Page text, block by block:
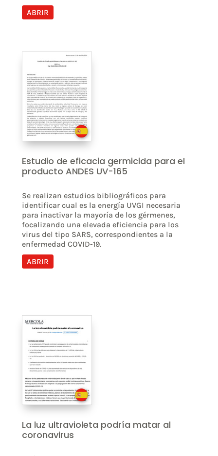
ABRIR
Estudio de eficacia germicida para el
producto ANDES UV-165
Se realizan estudios bibliográficos para
identificar cual es la energía UVGI necesaria
para inactivar la mayoría de los gérmenes,
focalizando una elevada eficiencia para los
virus del tipo SARS, correspondientes a la
enfermedad COVID-19.
ABRIR
La luz ultravioleta podría matar al
coronavirus